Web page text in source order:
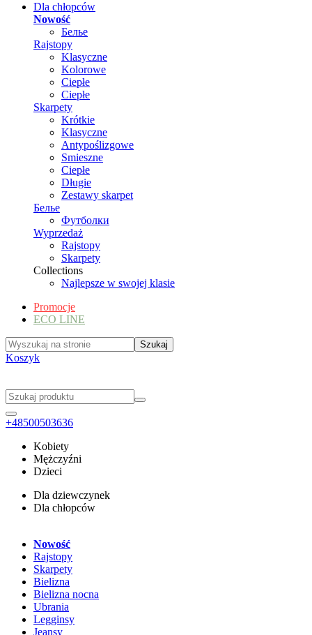
Dla chłopców
Nowość
Белье
Rajstopy
Klasyczne
Kolorowe
Ciepłe
Ciepłe
Skarpety
Krótkie
Klasyczne
Antypoślizgowe
Smieszne
Ciepłe
Długie
Zestawy skarpet
Белье
Футболки
Wyprzedaż
Rajstopy
Skarpety
Collections
Najlepsze w swojej klasie
Promocje
ECO LINE
Koszyk
+48500503636
Kobiety
Mężczyźni
Dzieci
Dla dziewczynek
Dla chłopców
Nowość
Rajstopy
Skarpety
Bielizna
Bielizna nocna
Ubrania
Legginsy
Jeansy